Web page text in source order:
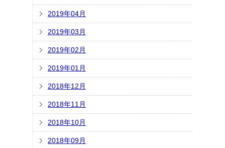
2019年04月
2019年03月
2019年02月
2019年01月
2018年12月
2018年11月
2018年10月
2018年09月